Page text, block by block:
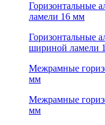
Горизонтальные
ламели 16 мм
Горизонтальные
шириной ламели
Межрамные
мм
Межрамные
мм